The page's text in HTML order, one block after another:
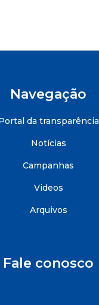
Navegação
da transparência
Notícias
Campanhas
Videos
Arquivos
Fale conosco